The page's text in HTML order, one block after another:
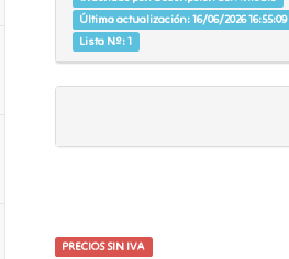
Última actualización: 16/06/2026 16:55:09
Lista Nº: 1
PRECIOS SIN IVA